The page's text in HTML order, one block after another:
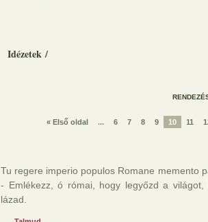
Idézetek /
« Első oldal ... 6 7 8 9 10 11
Tu regere imperio populos Romane memento
- Emlékezz, ó római, hogy legyőzd a
lázad.